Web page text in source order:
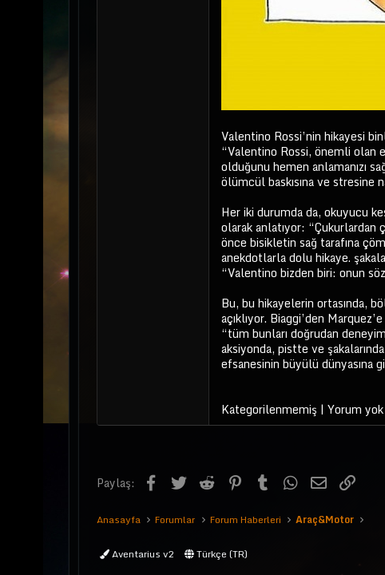
Valentino Rossi’nin hikayesi
“Valentino Rossi, önemli olan
olduğunu hemen anlamanızı
ölümcül baskısına ve stresine
Her iki durumda da, okuyucu
olarak anlatıyor:
önce bisikletin sağ tarafına
anekdotlarla dolu hikaye.
“Valentino bizden biri: onun
Bu, bu hikayelerin ortasında,
açıklıyor. Biaggi’den
“tüm bunları doğrudan
aksiyonda, pistte ve
efsanesinin büyülü dünyasına
Kategorilenmemiş | Yorum yok
Paylaş: Facebook
TwitterReddit PinterestTumblr WhatsApp
E-postaLink
Anasayfa Forumlar Forum Haberleri Araç&Motor
Aventarius v2 Türkçe (TR)